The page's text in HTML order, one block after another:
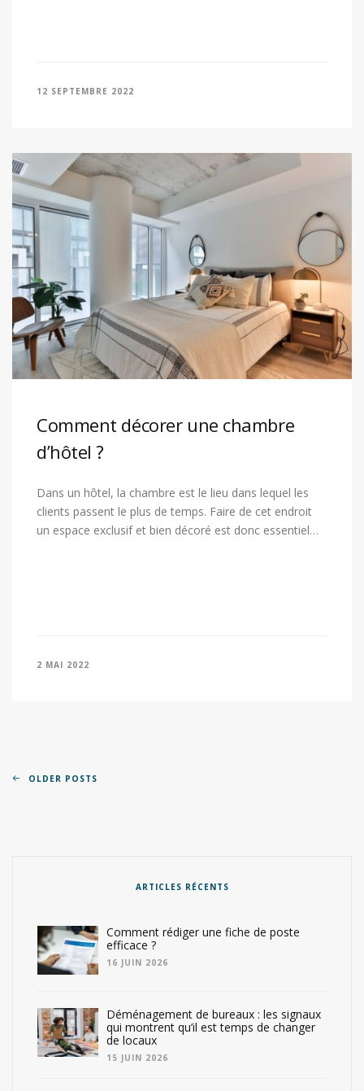
12 SEPTEMBRE 2022
Comment décorer une chambre
d’hôtel ?
Dans un hôtel, la chambre est le lieu dans lequel les
clients passent le plus de temps. Faire de cet endroit
un espace exclusif et bien décoré est donc essentiel…
2 MAI 2022
OLDER POSTS
ARTICLES RÉCENTS
Comment rédiger une fiche de poste
efficace ?
16 JUIN 2026
Déménagement de bureaux : les signaux
qui montrent qu’il est temps de changer
de locaux
15 JUIN 2026